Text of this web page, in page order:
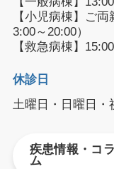
【小児病棟】ご
3:00～20:00）
【救急病棟】
休診日
土曜日・日曜日・
疾患情報・コラ
ム